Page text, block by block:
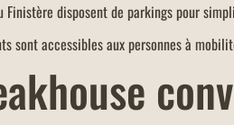
Finistère disposent de parkings pour
sont accessibles aux personnes à